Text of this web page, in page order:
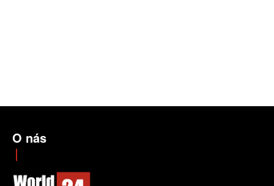
O nás